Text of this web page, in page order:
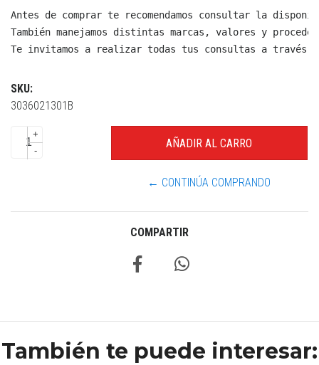
Antes de comprar te recomendamos consultar la
También manejamos distintas marcas, valores y
Te invitamos a realizar todas tus consultas a través
SKU:
3036021301B
+
-
← CONTINÚA COMPRANDO
COMPARTIR
También te puede interesar: